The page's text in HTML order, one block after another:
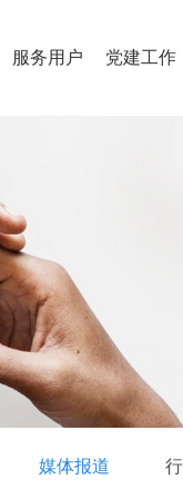
服务用户 党建工作
媒体报道